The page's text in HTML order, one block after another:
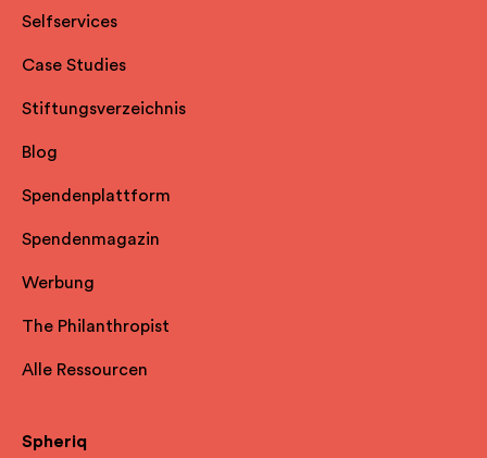
Selfservices
Case Studies
Stiftungsverzeichnis
Blog
Spendenplattform
Spendenmagazin
Werbung
The Philanthropist
Alle Ressourcen
Spheriq